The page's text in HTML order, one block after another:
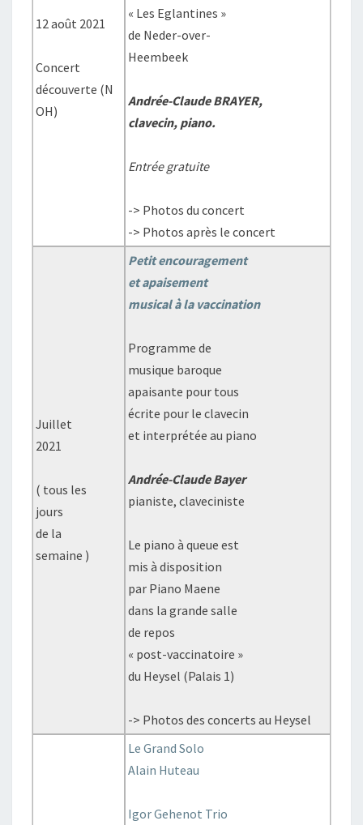
12 août 2021
Concert
découverte (N
OH)
« Les Eglantines »
de Neder-over-
Heembeek
Andrée-Claude BRAYER,
clavecin, piano.
Entrée gratuite
-> Photos du concert
-> Photos après le concert
Juillet
2021
( tous les
jours
de la
semaine )
Petit encouragement
et apaisement
musical à la vaccination
Programme de
musique baroque
apaisante pour tous
écrite pour le clavecin
et interprétée au piano
Andrée-Claude Bayer
pianiste, claveciniste
Le piano à queue est
mis à disposition
par Piano Maene
dans la grande salle
de repos
« post-vaccinatoire »
du Heysel (Palais 1)
-> Photos des concerts au Heysel
Le Grand Solo
Alain Huteau
Igor Gehenot Trio